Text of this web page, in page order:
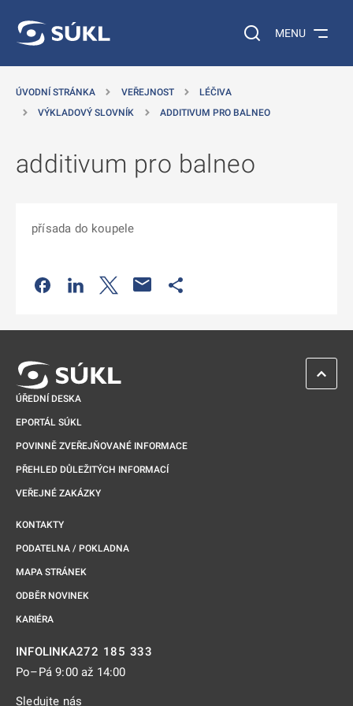
Vyhledávání na
MENU
ÚVODNÍ STRÁNKA VEŘEJNOST
LÉČIVA
VÝKLADOVÝ SLOVNÍK
ADDITIVUM PRO BALNEO
additivum pro balneo
přísada do koupele
Odkaz se otevře na nové kartě
Odkaz se otevře na nové kartě
Odkaz se otevře na nové kartě
ÚŘEDNÍ DESKA
EPORTÁL SÚKL
POVINNĚ ZVEŘEJŇOVANÉ INFORMACE
PŘEHLED DŮLEŽITÝCH INFORMACÍ
VEŘEJNÉ ZAKÁZKY
KONTAKTY
PODATELNA / POKLADNA
MAPA STRÁNEK
ODBĚR NOVINEK
KARIÉRA
INFOLINKA272 185 333
Po–Pá 9:00 až 14:00
Sledujte nás
ZPĚT